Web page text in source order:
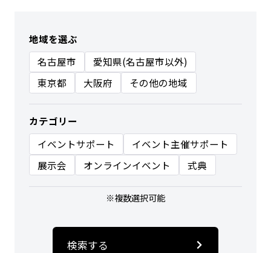
地域を選ぶ
名古屋市
愛知県(名古屋市以外)
東京都
大阪府 その他の地域
カテゴリー
イベントサポート
イベント主催サポート
展示会
オンラインイベント 式典
※複数選択可能
検索する